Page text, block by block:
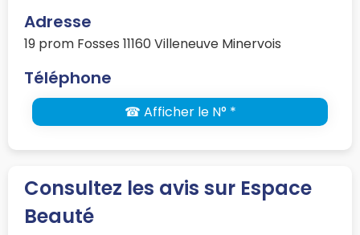
Adresse
19 prom Fosses 11160 Villeneuve Minervois
Téléphone
☎ Afficher le N° *
Consultez les avis sur Espace
Beauté